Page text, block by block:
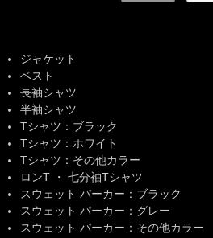
ジャケット
ベスト
長袖シャツ
半袖シャツ
Tシャツ：ブラック
Tシャツ：ホワイト
Tシャツ：その他カラー
ロンT ・ 七分袖Tシャツ
スウェット パーカー：ブラック
スウェット パーカー：グレー
スウェット パーカー：その他カラー